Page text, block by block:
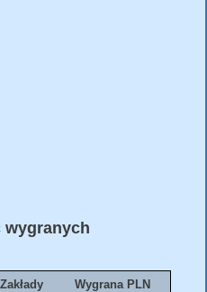
wygranych
Zakłady Wygrana PLN